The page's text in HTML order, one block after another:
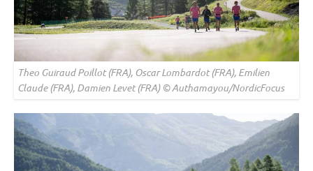
Theo Guiraud Poillot (FRA), Oscar Lombardot (FRA), Emilien
Claude (FRA), Damien Levet (FRA) © Authamayou/NordicFocus